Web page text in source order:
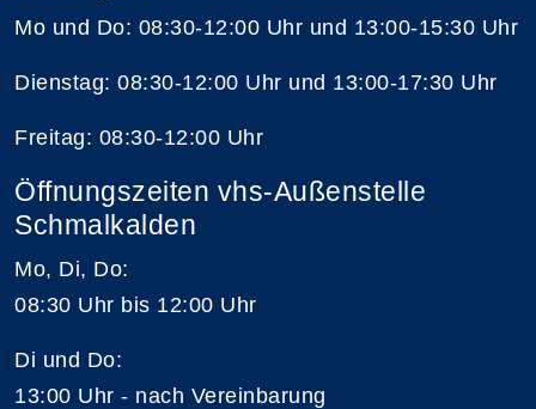
Mo und Do: 08:30-12:00 Uhr und 13:00-15:30 Uhr
Dienstag: 08:30-12:00 Uhr und 13:00-17:30 Uhr
Freitag: 08:30-12:00 Uhr
Öffnungszeiten vhs-Außenstelle
Schmalkalden
Mo, Di, Do:
08:30 Uhr bis 12:00 Uhr
Di und Do:
13:00 Uhr - nach Vereinbarung